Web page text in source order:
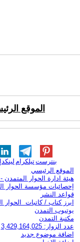
الموقع
تيلكرامبنترست
الموقع الرئيسي
هيئة ادارة الحوار المتمدن -
إحصائيات مؤسسة الحوار
قواعد النشر
ابرز كتاب / كاتبات الحوار
يوتيوب التمدن
مكتبة التمدن
عدد الزوار: 3,429,164,025
اضافة موضوع جديد